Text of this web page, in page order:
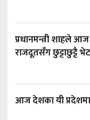
प्रधानमन्त्री शाहले
राजदूतसँग छुट्टाछुट्टै
आज देशका यी प्रदेशमा